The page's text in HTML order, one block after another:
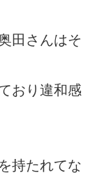
田さんはそ
おり違和感
持たれてな